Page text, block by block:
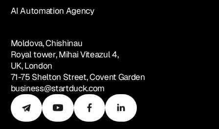
AI Automation Agency
Moldova, Chishinau
Royal tower, Mihai Viteazul 4,
UK, London
71-75 Shelton Street, Covent Garden
business@startduck.com